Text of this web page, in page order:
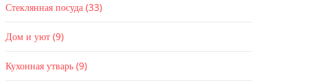
Стеклянная посуда (33)
Дом и уют (9)
Кухонная утварь (9)